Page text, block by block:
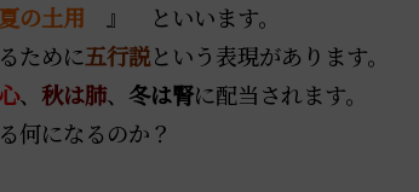
夏の土用 』 といいます。
ために五行説という表現があります。
、 秋は肺、 冬は腎に配当されます。
何になるのか？